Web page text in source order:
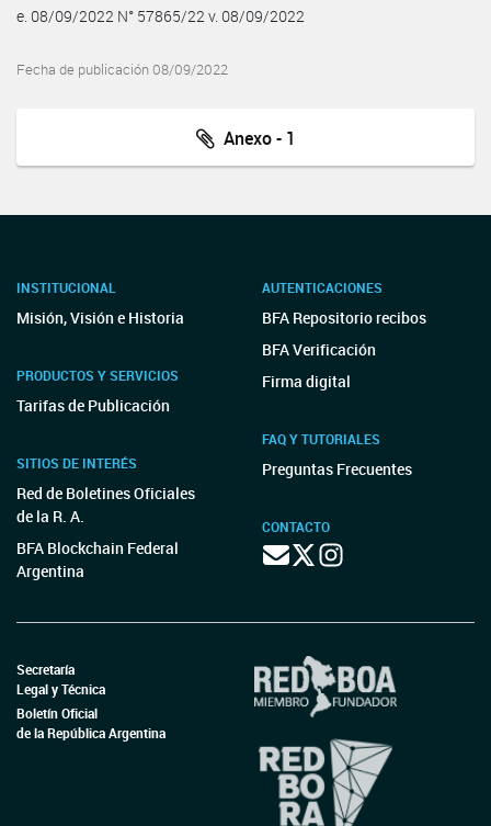
e. 08/09/2022 N° 57865/22 v. 08/09/2022
Fecha de publicación 08/09/2022
Anexo - 1
INSTITUCIONAL
Misión, Visión e Historia
PRODUCTOS Y SERVICIOS
Tarifas de Publicación
SITIOS DE INTERÉS
Red de Boletines Oficiales
de la R. A.
BFA Blockchain Federal
Argentina
AUTENTICACIONES
BFA Repositorio recibos
BFA Verificación
Firma digital
FAQ Y TUTORIALES
Preguntas Frecuentes
CONTACTO
Secretaría
Legal y Técnica
Boletín Oficial
de la República Argentina